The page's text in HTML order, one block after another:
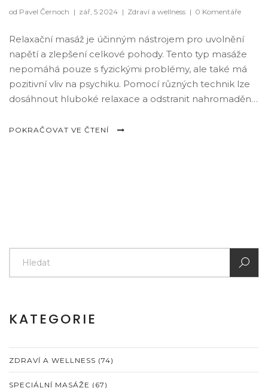
od Pavel Černoch | zář, 5 2024 | Zdraví a wellness | 0 Komentáře
Relaxační masáž je účinným nástrojem pro uvolnění
napětí a zlepšení celkové pohody. Tento typ masáže
nepomáhá pouze s fyzickými problémy, ale také má
pozitivní vliv na psychiku. Pomocí různých technik lze
dosáhnout hluboké relaxace a odstranit nahromaděný
POKRAČOVAT VE ČTENÍ
KATEGORIE
ZDRAVÍ A WELLNESS (74)
SPECIÁLNÍ MASÁŽE (67)